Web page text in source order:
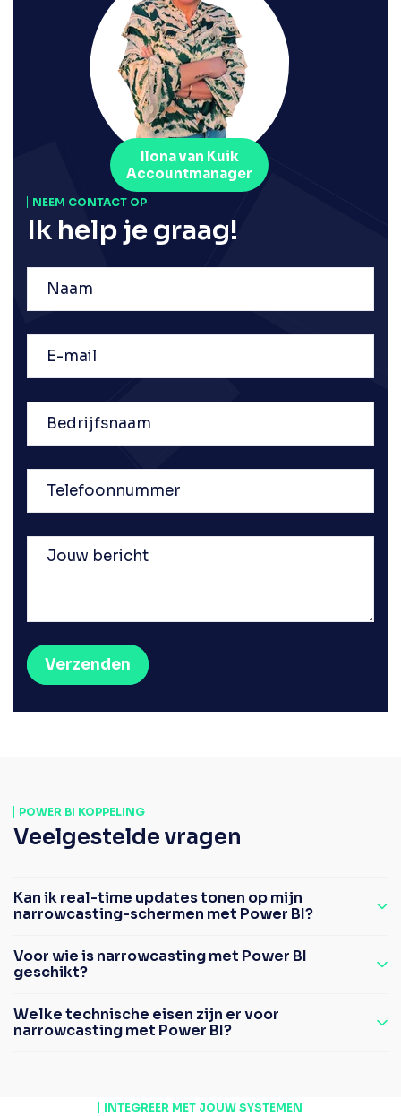
Ilona van Kuik
Accountmanager
NEEM CONTACT OP
Ik help je graag!
mail
bericht
Verzenden
POWER BI KOPPELING
Veelgestelde vragen
Kan ik real-time updates tonen op mijn
narrowcasting-schermen met Power BI?
Voor wie is narrowcasting met Power BI
geschikt?
Welke technische eisen zijn er voor
narrowcasting met Power BI?
INTEGREER MET JOUW SYSTEMEN